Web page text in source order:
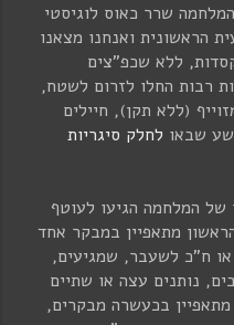
שרר כאוס לוגיסטי
הראשונית ואנחנו מצאנו
ללא שכפ"צים
רבות החלו לזרום לשטח,
(ללא תקן), חיילים
שבאו לחלק סיגריות
המלחמה הגיעו לעוטף
מתאפיין במבקר אחד
ח"כ לשעבר, שמגיעים,
נותנים עצה או שתיים
שעות. השני מתאפיין בכעשרה מבקרים,